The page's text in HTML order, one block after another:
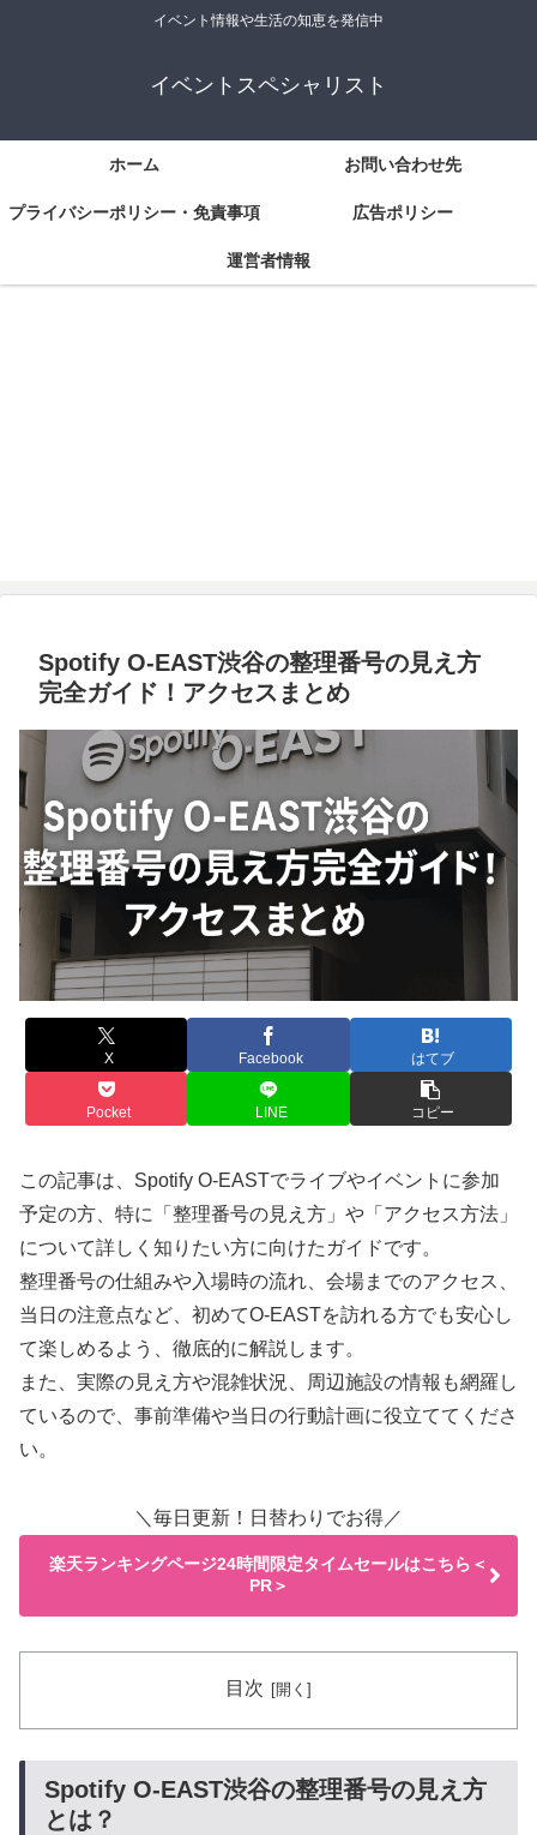
イベント情報や生活の知恵を発信中
イベントスペシャリスト
ホーム お問い合わせ先
プライバシーポリシー・免責事項 広告ポリシー
運営者情報
Spotify O-EAST渋谷の整理番号の見え方
完全ガイド！アクセスまとめ
X Facebook はてブ
Pocket LINE コピー
この記事は、Spotify O-EASTでライブやイベントに参加
予定の方、特に「整理番号の見え方」や「アクセス方法」
について詳しく知りたい方に向けたガイドです。
整理番号の仕組みや入場時の流れ、会場までのアクセス、
当日の注意点など、初めてO-EASTを訪れる方でも安心し
て楽しめるよう、徹底的に解説します。
また、実際の見え方や混雑状況、周辺施設の情報も網羅し
ているので、事前準備や当日の行動計画に役立ててくださ
い。
＼毎日更新！日替わりでお得／
楽天ランキングページ24時間限定タイムセールはこちら＜
PR＞
目次
Spotify O-EAST渋谷の整理番号の見え方
とは？